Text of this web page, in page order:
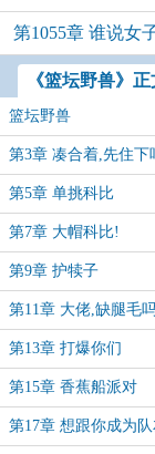
第1055章 谁说女
《篮坛野兽》
篮坛野兽
第3章 凑合着,先住下
第5章 单挑科比
第7章 大帽科比!
第9章 护犊子
第11章 大佬,缺腿毛
第13章 打爆你们
第15章 香蕉船派对
第17章 想跟你成为